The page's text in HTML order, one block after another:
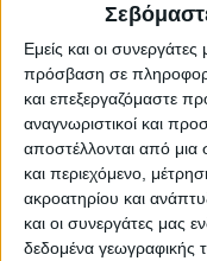
Εμείς και οι
πρόσβαση σε
και επεξεργαζόμαστε
αναγνωριστικοί και
αποστέλλονται από μια
και περιεχόμενο,
ακροατηρίου και
και οι συνεργάτες μας
δεδομένα γεωγραφικής
(15-16)
Γιάννης
θέση, στο
ζώνης
08.04.2026 - 20:16
ΔΙΑΒΆΣΤΕ